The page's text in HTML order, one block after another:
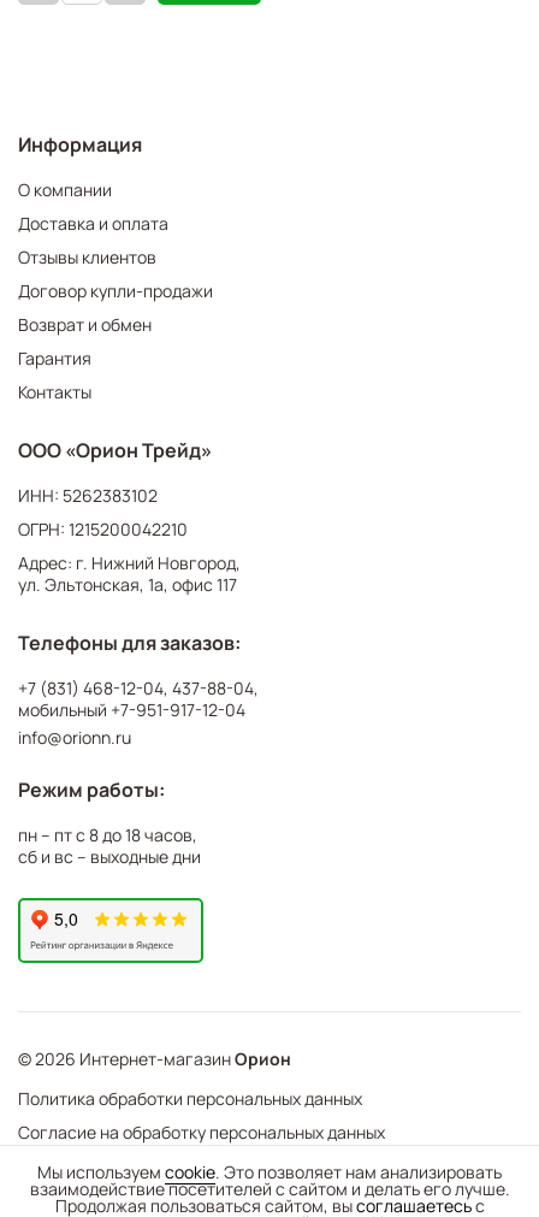
Мы используем cookie. Это позволяет нам анализировать
взаимодействие посетителей с сайтом и делать его лучше.
Продолжая пользоваться сайтом, высоглашаетесьс
- + В корзину
Информация
О компании
Доставка и оплата
Отзывы клиентов
Договор купли-продажи
Возврат и обмен
Гарантия
Контакты
ООО «Орион Трейд»
ИНН: 5262383102
ОГРН: 1215200042210
Адрес: г. Нижний Новгород,
ул. Эльтонская, 1а, офис 117
Телефоны для заказов:
+7 (831) 468-12-04, 437-88-04,
мобильный +7-951-917-12-04
info@orionn.ru
Режим работы:
пн – пт с 8 до 18 часов,
сб и вс – выходные дни
© 2026 Интернет-магазинОрион
Политика обработки персональных данных
Согласие на обработку персональных данных
Web Механика
- создание интернет-магазинов